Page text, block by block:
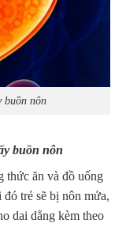
buồn nôn
buồn nôn
thức ăn và đồ uống
trẻ sẽ bị nôn mửa,
dai dẳng kèm theo